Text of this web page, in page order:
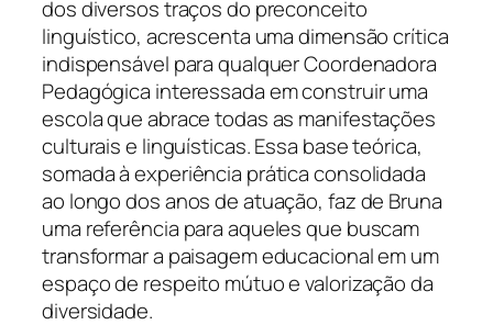
dos diversos traços do preconceito
linguístico, acrescenta uma dimensão crítica
indispensável para qualquer Coordenadora
Pedagógica interessada em construir uma
escola que abrace todas as manifestações
culturais e linguísticas. Essa base teórica,
somada à experiência prática consolidada
ao longo dos anos de atuação, faz de Bruna
uma referência para aqueles que buscam
transformar a paisagem educacional em um
espaço de respeito mútuo e valorização da
diversidade.